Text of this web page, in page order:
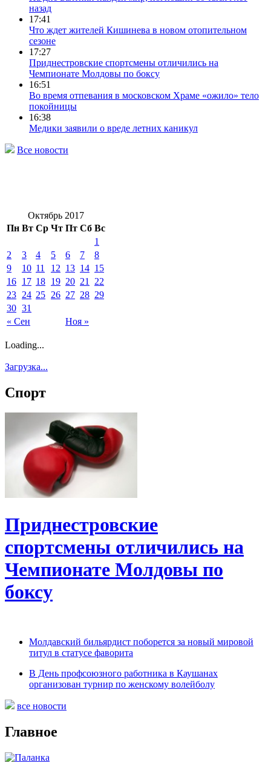
назад
17:41
Что ждет жителей Кишинева в новом отопительном
сезоне
17:27
Приднестровские спортсмены отличились на
Чемпионате Молдовы по боксу
16:51
Во время отпевания в московском Храме «ожило» тело
покойницы
16:38
Медики заявили о вреде летних каникул
Все новости
Октябрь 2017
Пн Вт Ср Чт Пт Сб Вс
« Сен Ноя »
1
2
3 4 5 6 7
8
9
10 11 12 13 14 15
16 17 18 19 20 21
22
23 24 25 26 27 28 29
30 31
Loading...
Загрузка...
Спорт
Приднестровские
спортсмены отличились на
Чемпионате Молдовы по
боксу
Молдавский бильярдист поборется за новый мировой
титул в статусе фаворита
В День профсоюзного работника в Каушанах
организован турнир по женскому волейболу
все новости
Главное